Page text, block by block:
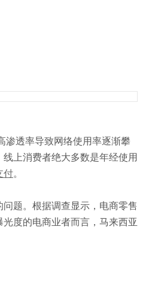
渗透率导致网络使用率逐渐攀
上消费者绝大多数是年经使用
付。
题。根据调查显示，电商零售
度的电商业者而言，马来西亚